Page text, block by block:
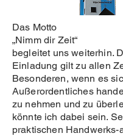
Das Motto
„Nimm dir Zeit“
begleitet uns weiterhin.
Einladung gilt zu allen
Besonderen, wenn es
Außerordentliches
zu nehmen und zu
könnte ich dabei sein.
praktischen Handwerks-